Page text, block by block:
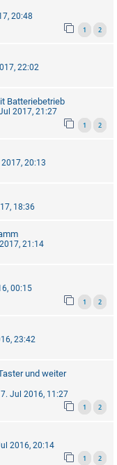
20:48
1 2
22:02
Batteriebetrieb
2017, 21:27
1 2
20:13
18:36
21:14
00:15
1 2
23:42
und weiter
Jul 2016, 11:27
1 2
2016, 20:14
1 2